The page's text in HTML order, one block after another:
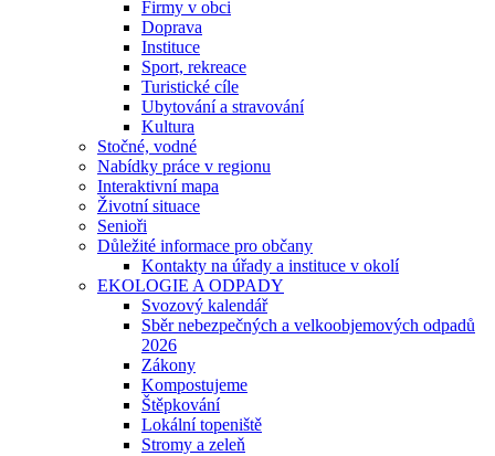
Firmy v obci
Doprava
Instituce
Sport, rekreace
Turistické cíle
Ubytování a stravování
Kultura
Stočné, vodné
Nabídky práce v regionu
Interaktivní mapa
Životní situace
Senioři
Důležité informace pro občany
Kontakty na úřady a instituce v okolí
EKOLOGIE A ODPADY
Svozový kalendář
Sběr nebezpečných a velkoobjemových odpadů
2026
Zákony
Kompostujeme
Štěpkování
Lokální topeniště
Stromy a zeleň